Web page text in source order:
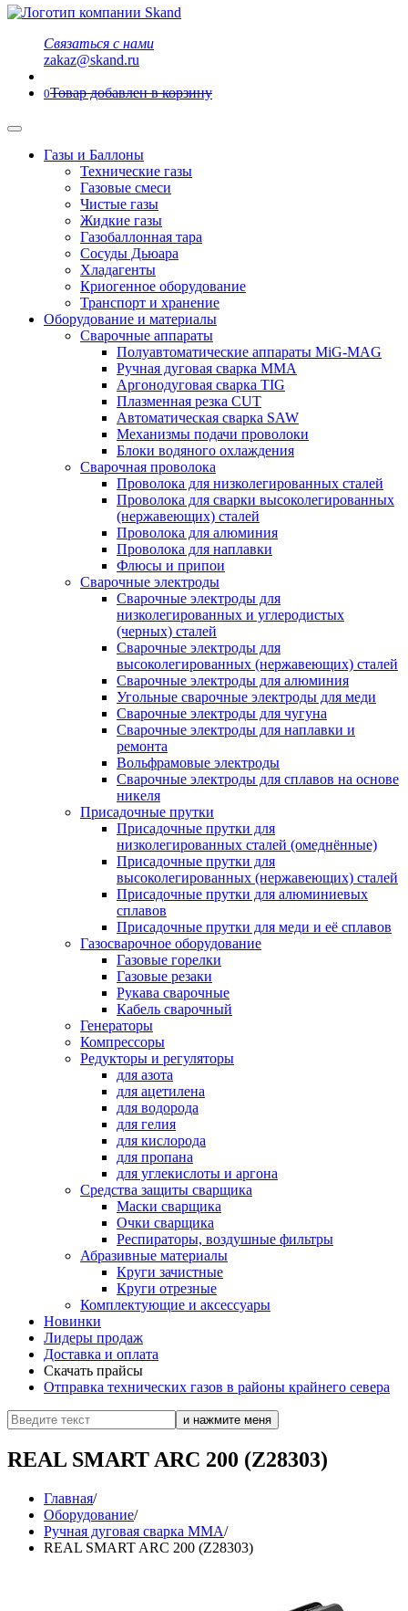
Связаться с нами
zakaz@skand.ru
0Товар добавлен в корзину
Газы и Баллоны
Технические газы
Газовые смеси
Чистые газы
Жидкие газы
Газобаллонная тара
Сосуды Дьюара
Хладагенты
Криогенное оборудование
Транспорт и хранение
Оборудование и материалы
Сварочные аппараты
Полуавтоматические аппараты MiG-MAG
Ручная дуговая сварка MMA
Аргонодуговая сварка TIG
Плазменная резка CUT
Автоматическая сварка SAW
Механизмы подачи проволоки
Блоки водяного охлаждения
Сварочная проволока
Проволока для низколегированных сталей
Проволока для сварки высоколегированных
(нержавеющих) сталей
Проволока для алюминия
Проволока для наплавки
Флюсы и припои
Сварочные электроды
Сварочные электроды для
низколегированных и углеродистых
(черных) сталей
Сварочные электроды для
высоколегированных (нержавеющих) сталей
Сварочные электроды для алюминия
Угольные сварочные электроды для меди
Сварочные электроды для чугуна
Сварочные электроды для наплавки и
ремонта
Вольфрамовые электроды
Сварочные электроды для сплавов на основе
никеля
Присадочные прутки
Присадочные прутки для
низколегированных сталей (омеднённые)
Присадочные прутки для
высоколегированных (нержавеющих) сталей
Присадочные прутки для алюминиевых
сплавов
Присадочные прутки для меди и её сплавов
Газосварочное оборудование
Газовые горелки
Газовые резаки
Рукава сварочные
Кабель сварочный
Генераторы
Компрессоры
Редукторы и регуляторы
для азота
для ацетилена
для водорода
для гелия
для кислорода
для пропана
для углекислоты и аргона
Средства защиты сварщика
Маски сварщика
Очки сварщика
Респираторы, воздушные фильтры
Абразивные материалы
Круги зачистные
Круги отрезные
Комплектующие и аксессуары
Новинки
Лидеры продаж
Доставка и оплата
Скачать прайсы
Отправка технических газов в районы крайнего севера
REAL SMART ARC 200 (Z28303)
Главная/
Оборудование/
Ручная дуговая сварка MMA/
REAL SMART ARC 200 (Z28303)